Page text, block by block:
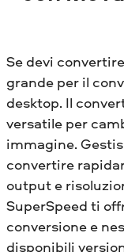
Se devi
grande per il
desktop. Il
versatile per
immagine.
convertire
output e
SuperSpeed ​​ti
conversione e
disponibili